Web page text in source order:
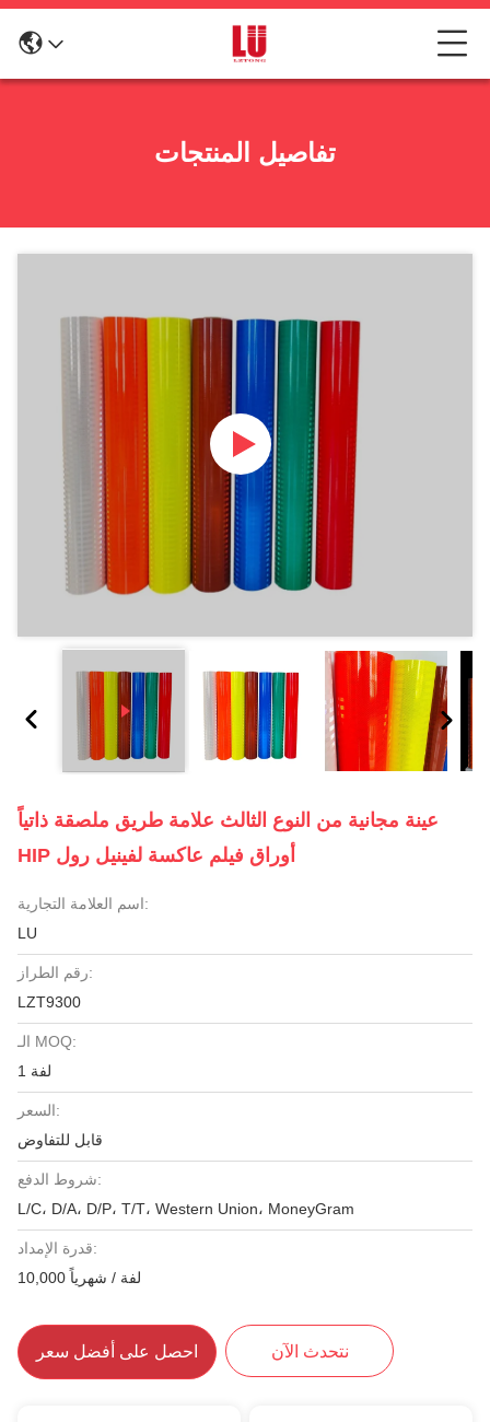
تفاصيل المنتجات
عينة مجانية من النوع الثالث علامة طريق ملصقة ذاتياً
HIP أوراق فيلم عاكسة لفينيل رول
اسم العلامة التجارية:
LU
رقم الطراز:
LZT9300
الـ MOQ:
1 لفة
السعر:
قابل للتفاوض
شروط الدفع:
L/C، D/A، D/P، T/T، Western Union، MoneyGram
قدرة الإمداد:
10,000 لفة / شهرياً
احصل على أفضل سعر نتحدث الآن